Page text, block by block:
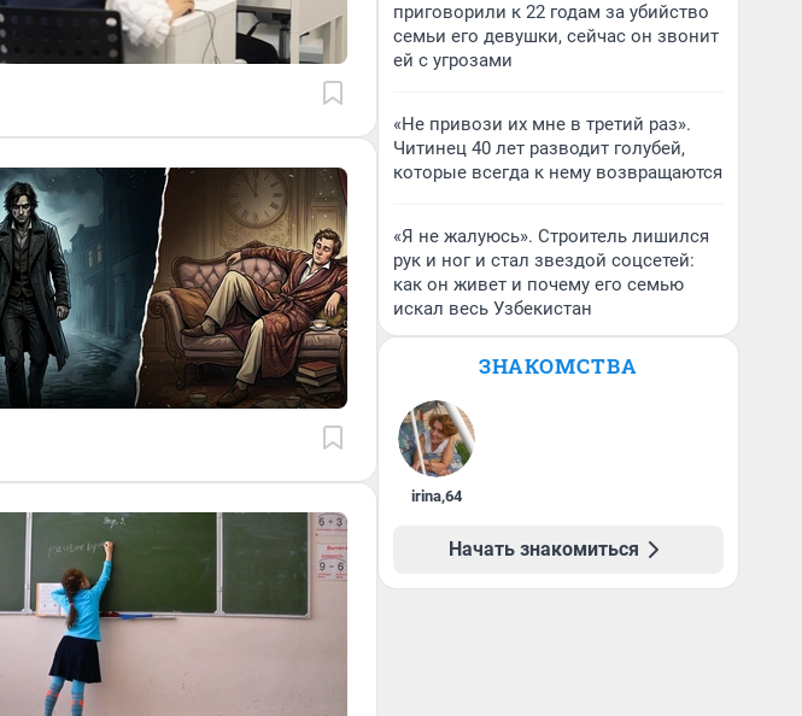
приговорили к 22 годам за убийство
семьи его девушки, сейчас он звонит
ей с угрозами
«Не привози их мне в третий раз».
Читинец 40 лет разводит голубей,
которые всегда к нему возвращаются
«Я не жалуюсь». Строитель лишился
рук и ног и стал звездой соцсетей:
как он живет и почему его семью
искал весь Узбекистан
ЗНАКОМСТВА
irina,64
Начать знакомиться